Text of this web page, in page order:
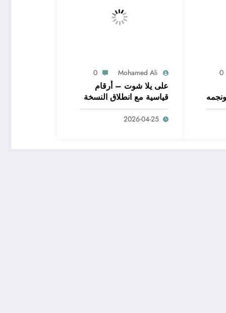
0
Mohamed Ali
0
على يلا شوت – أرقام
قياسية مع انطلاق النسخة
الجديدة من مسابقة دوري
2026-04-25